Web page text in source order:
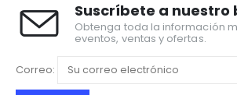
Suscríbete a nuestro
Obtenga toda la información
eventos, ventas y ofertas.
Correo: